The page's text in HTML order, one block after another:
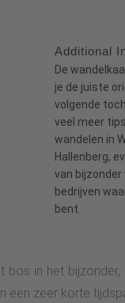
Additional
De
je de juiste
volgende
veel meer
wandelen in
Hallenberg,
van bijzonder
bedrijven
bent.
in het
zeer korte